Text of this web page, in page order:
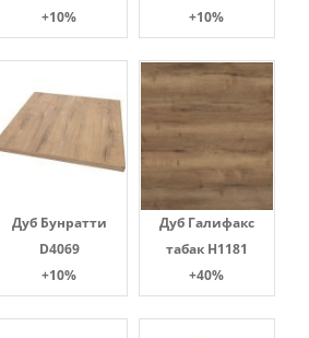
+10%
+10%
Дуб Бунратти
D4069
+10%
Дуб Галифакс
табак Н1181
+40%